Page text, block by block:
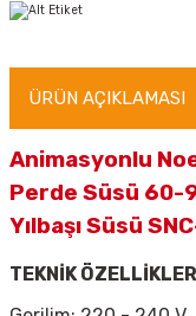
ÜRÜN AÇIKLAMASI
Animasyonlu
Perde Süsü 60-
Yılbaşı Süsü
TEKNİK ÖZELLİKLER